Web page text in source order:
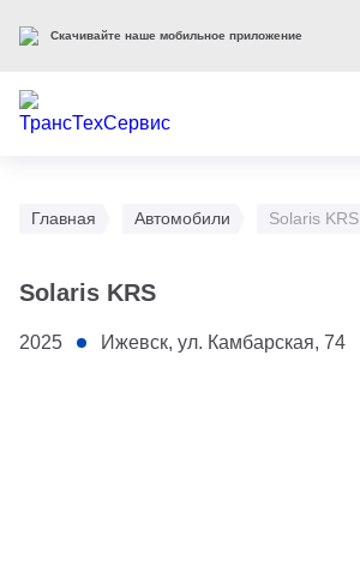
Главная Автомобили Solaris KRS
Solaris KRS
2025 Ижевск, ул. Камбарская, 74
Скачивайте наше мобильное приложение